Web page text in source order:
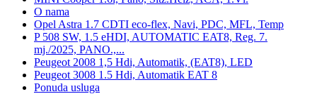
O nama
Opel Astra 1.7 CDTI eco-flex, Navi, PDC, MFL, Temp
P 508 SW, 1.5 eHDI, AUTOMATIC EAT8, Reg. 7.
mj./2025, PANO.,...
Peugeot 2008 1,5 Hdi, Automatik, (EAT8), LED
Peugeot 3008 1.5 Hdi, Automatik EAT 8
Ponuda usluga